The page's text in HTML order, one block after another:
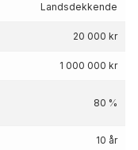
Landsdekkende
20 000 kr
1 000 000 kr
80 %
10 år